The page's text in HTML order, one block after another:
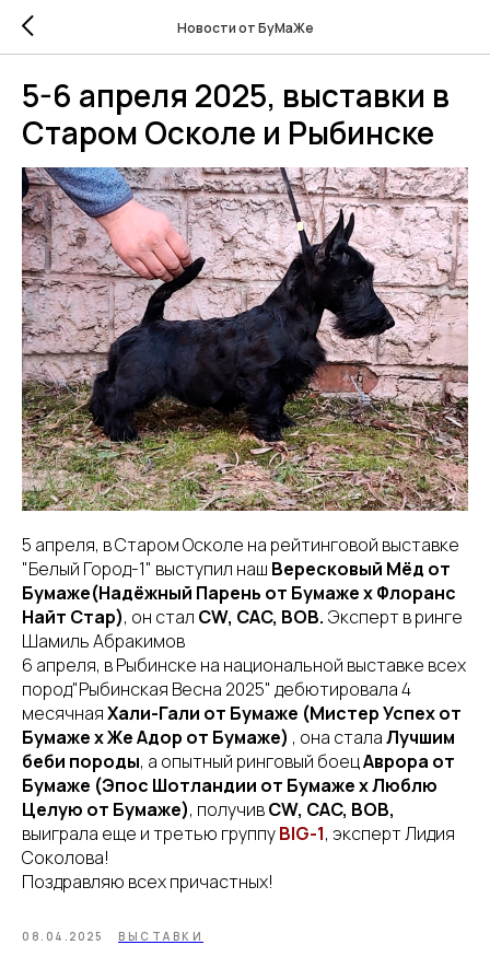
Новости от БуМаЖе
5-6 апреля 2025, выставки в
Старом Осколе и Рыбинске
5 апреля, в Старом Осколе на рейтинговой выставке
"Белый Город-1" выступил наш Вересковый Мёд от
Бумаже(Надёжный Парень от Бумаже х Флоранс
Найт Стар), он стал CW, CАC, ВОВ. Эксперт в ринге
Шамиль Абракимов
6 апреля, в Рыбинске на национальной выставке всех
пород"Рыбинская Весна 2025" дебютировала 4
месячнаяХали-Гали от Бумаже (Мистер Успех от
Бумаже х Же Адор от Бумаже) , она сталаЛучшим
беби породы, а опытный ринговый боецАврора от
Бумаже (Эпос Шотландии от Бумаже х Люблю
Целую от Бумаже), получивCW, CАC, ВОВ,
выиграла еще и третью группуBIG-1, эксперт Лидия
Соколова!
Поздравляю всех причастных!
08.04.2025 ВЫСТАВКИ